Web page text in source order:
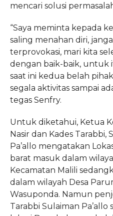
mencari solusi
“Saya meminta kepada
saling menahan diri,
terprovokasi, mari kita
dengan baik-baik, untuk
saat ini kedua belah
segala aktivitas sampai
tegas Senfry.
Untuk diketahui, Ketua
Nasir dan Kades Tarabbi,
Pa’allo mengatakan
barat masuk dalam
Kecamatan Malili
dalam wilayah Desa
Wasuponda. Namun
Tarabbi Sulaiman